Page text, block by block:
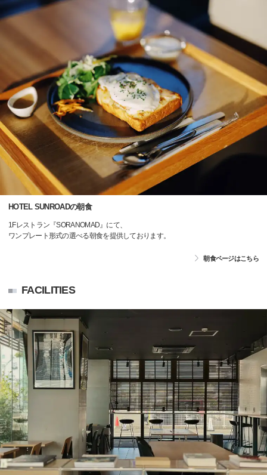
HOTEL SUNROADの朝食
1Fレストラン『SORANOMAD』にて、
ワンプレート形式の選べる朝食を提供しております。
朝食ページはこちら
FACILITIES